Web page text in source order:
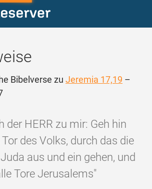
Bibelverse zu Jeremia 17,19 –
der HERR zu mir: Geh hin
des Volks, durch das die
aus und ein gehen, und
Tore Jerusalems"